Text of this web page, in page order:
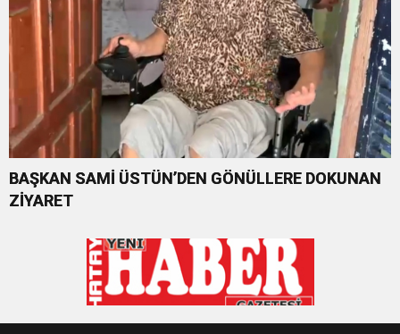
BAŞKAN SAMİ ÜSTÜN’DEN GÖNÜLLERE DOKUNAN
ZİYARET